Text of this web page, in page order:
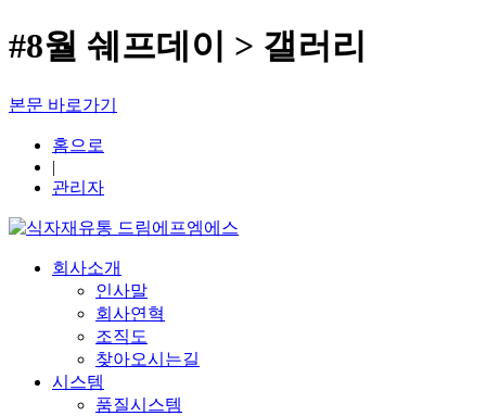
#8월 쉐프데이 > 갤러리
본문 바로가기
홈으로
|
관리자
회사소개
인사말
회사연혁
조직도
찾아오시는길
시스템
품질시스템